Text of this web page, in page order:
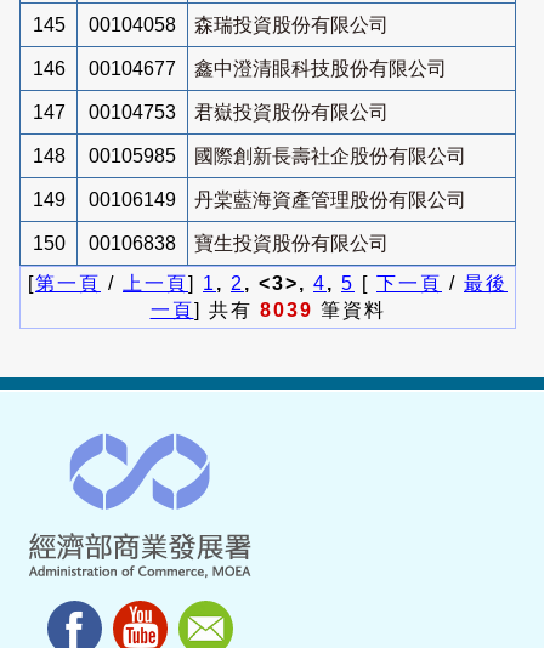
145 00104058 森瑞投資股份有限公司
146 00104677 鑫中澄清眼科技股份有限公司
147 00104753 君嶽投資股份有限公司
148 00105985 國際創新長壽社企股份有限公司
149 00106149 丹棠藍海資產管理股份有限公司
150 00106838
寶生投資股份有限公司
[第一頁 / 上一頁] 1 , 2 , <3>, 4, 5 [ 下一頁 / 最後
一頁] 共有 8039 筆資料